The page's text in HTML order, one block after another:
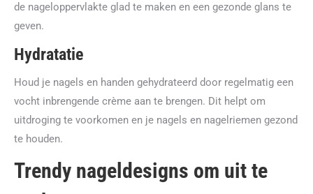
de nageloppervlakte glad te maken en een gezonde glans te
geven.
Hydratatie
Houd je nagels en handen gehydrateerd door regelmatig een
vocht inbrengende crème aan te brengen. Dit helpt om
uitdroging te voorkomen en je nagels en nagelriemen gezond
te houden.
Trendy nageldesigns om uit te